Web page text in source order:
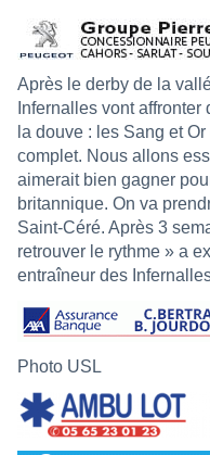
Après le derby de la
Infernalles vont affronter
la douve : les Sang et
complet. Nous allons
aimerait bien gagner
britannique. On va
Saint-Céré. Après 3
retrouver le rythme » a
entraîneur des
Photo USL